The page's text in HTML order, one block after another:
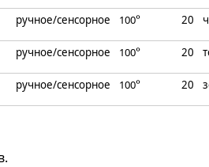
ручное/сенсорное 100° 20
ручное/сенсорное 100° 20
ручное/сенсорное 100° 20